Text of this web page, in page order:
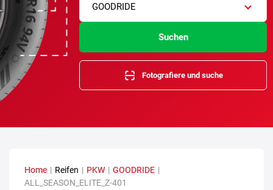
GOODRIDE
Suchen
Fotografiere und suche
Home | Reifen | PKW | GOODRIDE |
ALL_SEASON_ELITE_Z-401